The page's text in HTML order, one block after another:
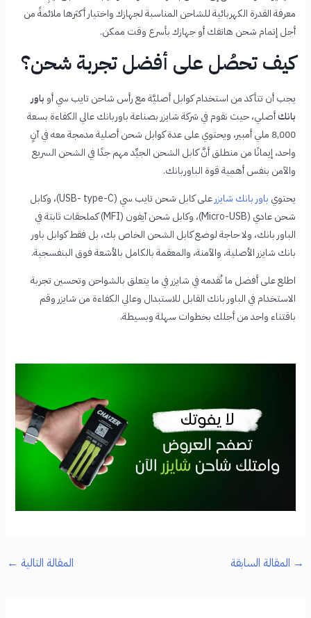
معرفة القدرة الكهربائية للشاحن المناسبة لجهازك واختيار أكثرها ملائمةً من
أجل إتمام شحن هاتفك أو جهازك بأسرع وقت ممكن.
كيف تحصُل على أفضل تجربة شحن؟
يجب أن تتأكد من استخدام كوابل أصليَّة مع رأس شاحن تايب سي أو باور
بانكأصلي، حيث نقوم في شركة شايزر بصناعة باوربانك عالي الكفاءة بسعة
8,000 ملي أمبير، ويحتوي على عدة كوابل شحن أصلية مدمجة معه في آنٍ
واحد، إيمانًا من منطلق أنَّ كابل الشحن الجيِّد مهم جدًا في الشحن السريع
والآمن بنفس أهمية قوة الباوربانك.
يحتوي باور بانك شايزر
على كابل شحن تايب سي (USB- type-C)، وكابل
شحن عادي (Micro-USB)، وكابل شحن آيفون (MFI) كملحقات ثابتة في
الباور بانك، ولا حاجة لوضع كابل الشحن الخاص بك، بل فقط كوابل باور
بانك شايزر الأصلية، والآمنة، والمعقمة بالكامل بالأشعة فوق البنفسجية.
اطلع على أفضل ما نُقدمه في شايزر في ما يتعلق بالشواحن وتحسين تجربة
الاستخدام في الباور بانك القابل للاستبدال وعالي الكفاءة من شايزر وقم
باقتناء واحد من أجلك بخطوات سهلة وبسيطة.
→ المقالة السابقة المقالة التالية ←